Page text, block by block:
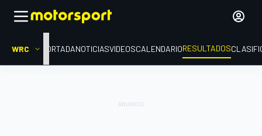
WRC PORTADANOTICIASVIDEOSCALENDARIORESULTADOS